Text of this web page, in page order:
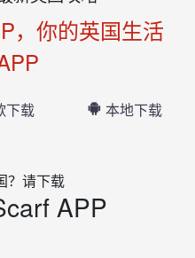
，你的英国生活
下载 本地下载
？请下载
APP